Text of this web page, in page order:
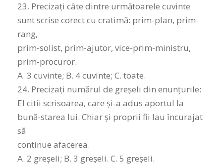
23. Precizați câte dintre următoarele cuvinte
sunt scrise corect cu cratimă: prim-plan, prim-
rang,
prim-solist, prim-ajutor, vice-prim-ministru,
prim-procuror.
A. 3 cuvinte; B. 4 cuvinte; C. toate.
24. Precizați numărul de greșeli din enunțurile:
El citii scrisoarea, care și-a adus aportul la
bună-starea lui. Chiar și proprii fii lau încurajat
să
continue afacerea.
A. 2 greșeli; B. 3 greșeli. C. 5 greșeli.